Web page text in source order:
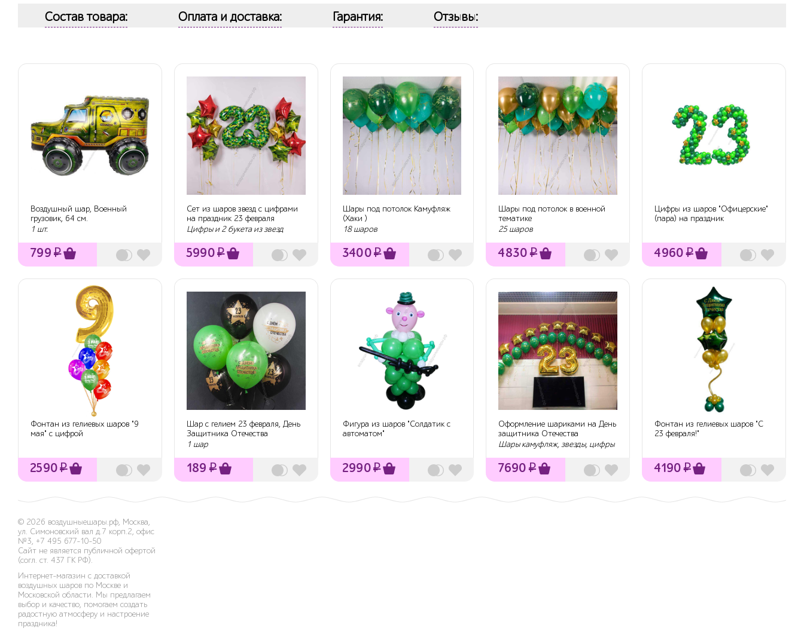
Состав товара: Оплата и доставка: Гарантия: Отзывы:
Воздушный шар, Военный
грузовик, 64 см.
1 шт.
799 ₽
Сет из шаров звезд с цифрами
на праздник 23 февраля
Цифры и 2 букета из звезд
5990₽
Шары под потолок Камуфляж
(Хаки )
18 шаров
3400₽
Шары под потолок в военной
тематике
25 шаров
4830₽
Цифры из шаров "Офицерские"
(пара) на праздник
4960₽
Фонтан из гелиевых шаров "9
мая" с цифрой
2590₽
Шар с гелием 23 февраля, День
Защитника Отечества
1 шар
189 ₽
Фигура из шаров "Солдатик с
автоматом"
2990₽
Оформление шариками на День
защитника Отечества
Шары камуфляж, звезды, цифры
7690₽
Фонтан из гелиевых шаров "С
23 февраля!"
4190₽
© 2026 воздушныешары.рф, Москва,
ул. Симоновский вал д.7 корп.2, офис
№3, +7 495 677-10-50
Сайт не является публичной офертой
(согл. ст. 437 ГК РФ).
Интернет-магазин с доставкой
воздушных шаров по Москве и
Московской области. Мы предлагаем
выбор и качество, помогаем создать
радостную атмосферу и настроение
праздника!